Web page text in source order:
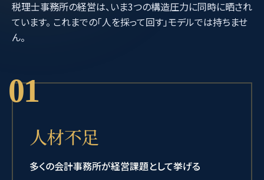
税理士事務所の経営は、いま3つの構造圧力に同時に晒され
ています。 これまでの「人を採って回す」モデルでは持ちませ
ん。
01
人材不足
多くの会計事務所が経営課題として挙げる